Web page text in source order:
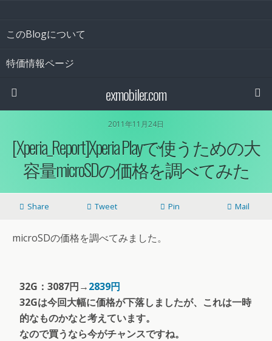
このBlogについて
特価情報ページ
exmobiler.com
2011年11月24日
[Xperia_Report]Xperia Playで使うための大
容量microSDの価格を調べてみた
Share Tweet Pin Mail
microSDの価格を調べてみました。
32G：3087円→2839円
32Gは今回大幅に価格が下落しましたが、これは一時
的なものかなと考えています。
なので買うなら今がチャンスですね。